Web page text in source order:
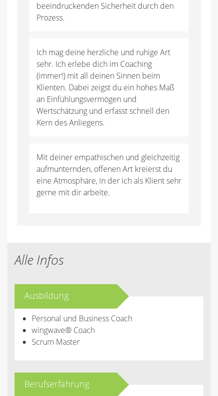
beeindruckenden Sicherheit durch den
Prozess.
Ich mag deine herzliche und ruhige Art
sehr. Ich erlebe dich im Coaching
(immer!) mit all deinen Sinnen beim
Klienten. Dabei zeigst du ein hohes Maß
an Einfühlungsvermögen und
Wertschätzung und erfasst schnell den
Kern des Anliegens.
Mit deiner empathischen und gleichzeitig
aufmunternden, offenen Art kreierst du
eine Atmosphäre, in der ich als Klient sehr
gerne mit dir arbeite.
Alle Infos
Ausbildung
Personal und Business Coach
wingwave® Coach
Scrum Master
Berufserfahrung